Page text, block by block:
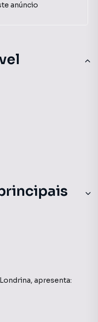
apresenta:
anúncio